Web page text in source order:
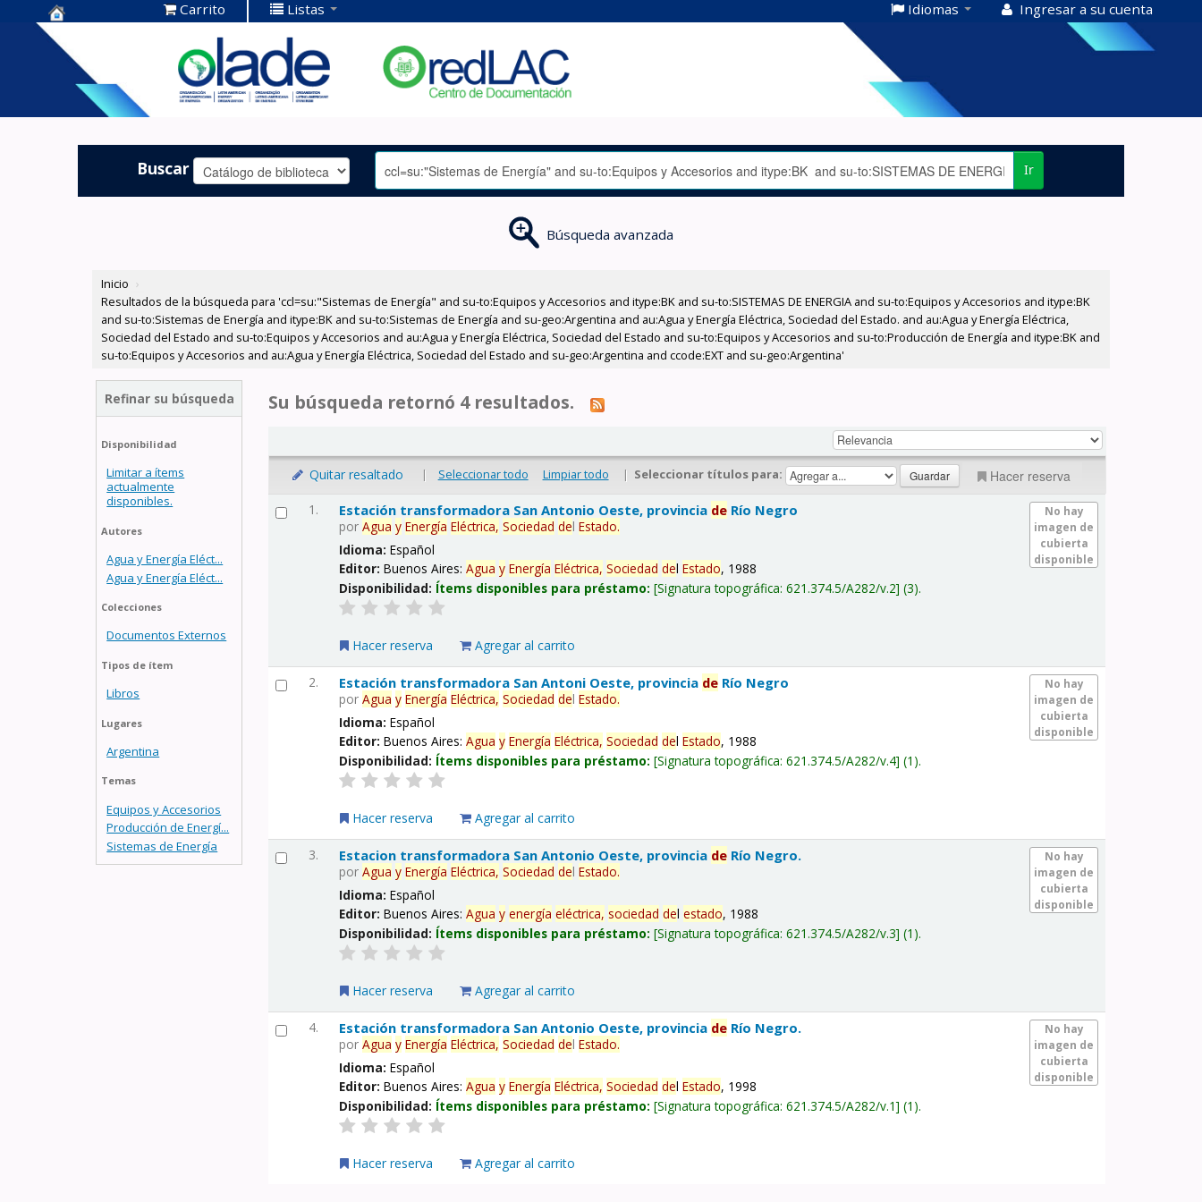
Centro de
Documentación
OLADE -
Carrito Listas Idiomas Ingresar a su cuenta
Buscar Ir
Búsqueda avanzada
Inicio ›
Resultados de la búsqueda para 'ccl=su:"Sistemas de Energía" and su-to:Equipos y Accesorios and itype:BK and su-to:SISTEMAS DE ENERGIA and su-to:Equipos y Accesorios and itype:BK
and su-to:Sistemas de Energía and itype:BK and su-to:Sistemas de Energía and su-geo:Argentina and au:Agua y Energía Eléctrica, Sociedad del Estado. and au:Agua y Energía Eléctrica,
Sociedad del Estado and su-to:Equipos y Accesorios and au:Agua y Energía Eléctrica, Sociedad del Estado and su-to:Equipos y Accesorios and su-to:Producción de Energía and itype:BK and
su-to:Equipos y Accesorios and au:Agua y Energía Eléctrica, Sociedad del Estado and su-geo:Argentina and ccode:EXT and su-geo:Argentina'
Refinar su búsqueda
Disponibilidad
Limitar a ítems
actualmente
disponibles.
Autores
Agua y Energía Eléct...
Agua y Energía Eléct...
Colecciones
Documentos Externos
Tipos de ítem
Libros
Lugares
Argentina
Temas
Equipos y Accesorios
Producción de Energí...
Sistemas de Energía
Su búsqueda retornó 4 resultados.
Quitar resaltado | Seleccionar todo Limpiar todo | Seleccionar títulos para: Hacer reserva
1.
No hay
imagen de
cubierta
disponible
Estación transformadora San Antonio Oeste, provincia de Río Negro
porAgua y Energía Eléctrica, Sociedad delEstado.
Idioma:Español
Editor:Buenos Aires:Agua y Energía Eléctrica, Sociedad delEstado, 1988
Disponibilidad: Ítems disponibles para préstamo: Signatura topográfica:621.374.5/A282/v.2 (3).
Hacer reserva Agregar al carrito
2.
No hay
imagen de
cubierta
disponible
Estación transformadora San Antoni Oeste, provincia de Río Negro
porAgua y Energía Eléctrica, Sociedad delEstado.
Idioma:Español
Editor:Buenos Aires:Agua y Energía Eléctrica, Sociedad delEstado, 1988
Disponibilidad: Ítems disponibles para préstamo: Signatura topográfica:621.374.5/A282/v.4 (1).
Hacer reserva Agregar al carrito
3.
No hay
imagen de
cubierta
disponible
Estacion transformadora San Antonio Oeste, provincia de Río Negro.
porAgua y Energía Eléctrica, Sociedad delEstado.
Idioma:Español
Editor:Buenos Aires:Agua y energía eléctrica, sociedad delestado, 1988
Disponibilidad: Ítems disponibles para préstamo: Signatura topográfica:621.374.5/A282/v.3 (1).
Hacer reserva Agregar al carrito
4.
No hay
imagen de
cubierta
disponible
Estación transformadora San Antonio Oeste, provincia de Río Negro.
porAgua y Energía Eléctrica, Sociedad delEstado.
Idioma:Español
Editor:Buenos Aires:Agua y Energía Eléctrica, Sociedad delEstado, 1998
Disponibilidad: Ítems disponibles para préstamo: Signatura topográfica:621.374.5/A282/v.1 (1).
Hacer reserva Agregar al carrito